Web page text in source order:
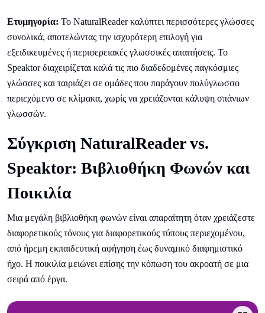
Ετυμηγορία: Το NaturalReader καλύπτει περισσότερες γλώσσες
συνολικά, αποτελώντας την ισχυρότερη επιλογή για
εξειδικευμένες ή περιφερειακές γλωσσικές απαιτήσεις. Το
Speaktor διαχειρίζεται καλά τις πιο διαδεδομένες παγκόσμιες
γλώσσες και ταιριάζει σε ομάδες που παράγουν πολύγλωσσο
περιεχόμενο σε κλίμακα, χωρίς να χρειάζονται κάλυψη σπάνιων
γλωσσών.
Σύγκριση NaturalReader vs.
Speaktor: Βιβλιοθήκη Φωνών και
Ποικιλία
Μια μεγάλη βιβλιοθήκη φωνών είναι απαραίτητη όταν χρειάζεστε
διαφορετικούς τόνους για διαφορετικούς τύπους περιεχομένου,
από ήρεμη εκπαιδευτική αφήγηση έως δυναμικό διαφημιστικό
ήχο. Η ποικιλία μειώνει επίσης την κόπωση του ακροατή σε μια
σειρά από έργα.